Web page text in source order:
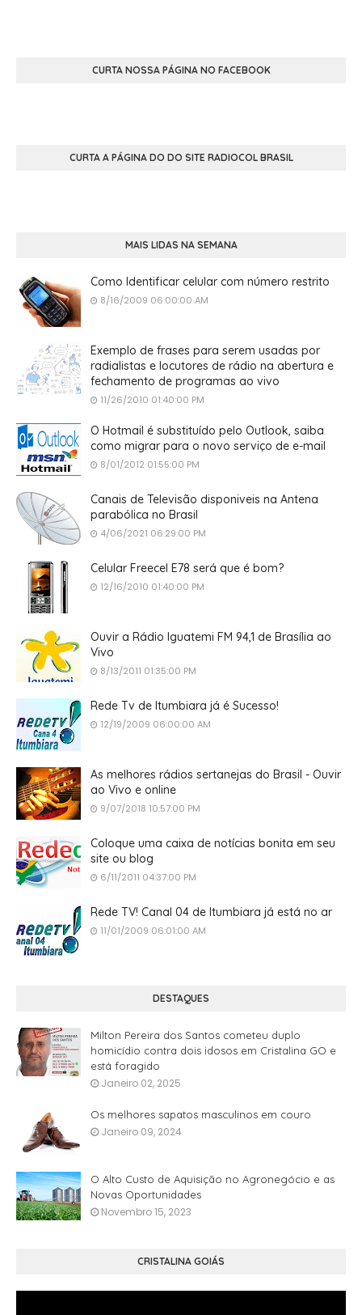
CURTA NOSSA PÁGINA NO FACEBOOK
CURTA A PÁGINA DO DO SITE RADIOCOL BRASIL
MAIS LIDAS NA SEMANA
Como Identificar celular com número restrito
8/16/2009 06:00:00 AM
Exemplo de frases para serem usadas por
radialistas e locutores de rádio na abertura e
fechamento de programas ao vivo
11/26/2010 01:40:00 PM
O Hotmail é substituído pelo Outlook, saiba
como migrar para o novo serviço de e-mail
8/01/2012 01:55:00 PM
Canais de Televisão disponiveis na Antena
parabólica no Brasil
4/06/2021 06:29:00 PM
Celular Freecel E78 será que é bom?
12/16/2010 01:40:00 PM
Ouvir a Rádio Iguatemi FM 94,1 de Brasília ao
Vivo
8/13/2011 01:35:00 PM
Rede Tv de Itumbiara já é Sucesso!
12/19/2009 06:00:00 AM
As melhores rádios sertanejas do Brasil - Ouvir
ao Vivo e online
9/07/2018 10:57:00 PM
Coloque uma caixa de notícias bonita em seu
site ou blog
6/11/2011 04:37:00 PM
Rede TV! Canal 04 de Itumbiara já está no ar
11/01/2009 06:01:00 AM
DESTAQUES
Milton Pereira dos Santos cometeu duplo
homicídio contra dois idosos em Cristalina GO e
está foragido
Janeiro 02, 2025
Os melhores sapatos masculinos em couro
Janeiro 09, 2024
O Alto Custo de Aquisição no Agronegócio e as
Novas Oportunidades
Novembro 15, 2023
CRISTALINA GOIÁS